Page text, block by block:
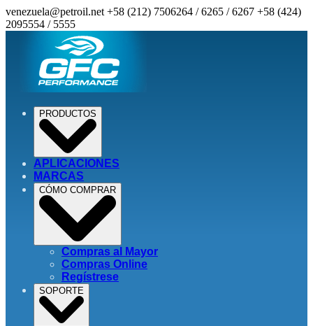
venezuela@petroil.net +58 (212) 7506264 / 6265 / 6267 +58 (424)
2095554 / 5555
PRODUCTOS
APLICACIONES
MARCAS
CÓMO COMPRAR
Compras al Mayor
Compras Online
Regístrese
SOPORTE